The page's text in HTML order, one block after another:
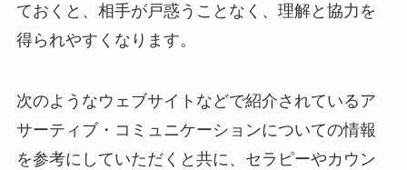
ておくと、相手が戸惑うことなく、理解と協力を
得られやすくなります。
次のようなウェブサイトなどで紹介されているア
サーティブ・コミュニケーションについての情報
を参考にしていただくと共に、セラピーやカウン